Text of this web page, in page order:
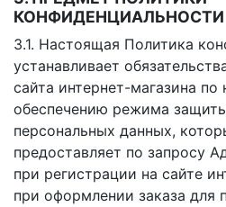
КОНФИДЕНЦИАЛЬНОСТИ
3.1. Настоящая Политика
устанавливает
сайта интернет-магазина по
обеспечению режима
персональных данных,
предоставляет по запросу
при регистрации на сайте
при оформлении заказа для